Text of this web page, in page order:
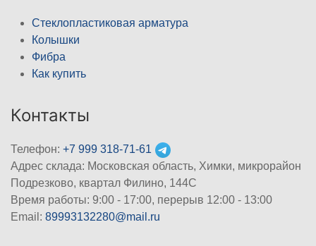
Стеклопластиковая арматура
Колышки
Фибра
Как купить
Контакты
Телефон: +7 999 318-71-61
Адрес склада: Московская область, Химки, микрорайон
Подрезково, квартал Филино, 144С
Время работы: 9:00 - 17:00, перерыв 12:00 - 13:00
Email: 89993132280@mail.ru